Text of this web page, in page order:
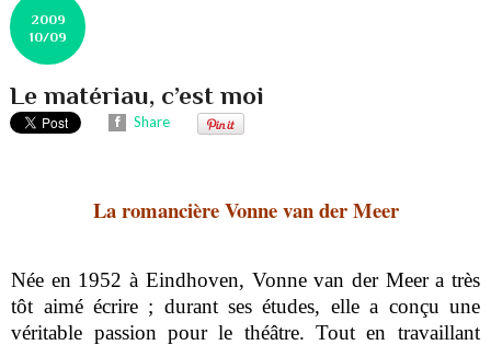
2009
10/09
Le matériau, c’est moi
Share
La romancière Vonne van der Meer
Née en 1952 à Eindhoven, Vonne van der Meer a très
tôt aimé écrire ; durant ses études, elle a conçu une
véritable passion pour le théâtre. Tout en travaillant